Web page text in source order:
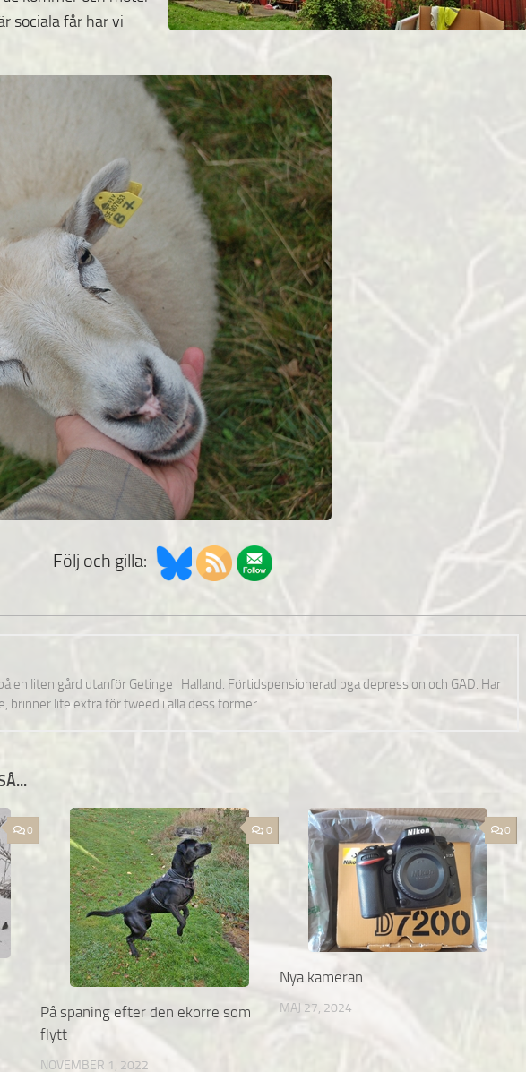
sociala får har vi
Följ och gilla:
en liten gård utanför Getinge i Halland. Förtidspensionerad pga depression och GAD. Har
brinner lite extra för tweed i alla dess former.
0 0
På spaning efter den ekorre som
flytt
NOVEMBER 1, 2022
0
Nya kameran
MAJ 27, 2024